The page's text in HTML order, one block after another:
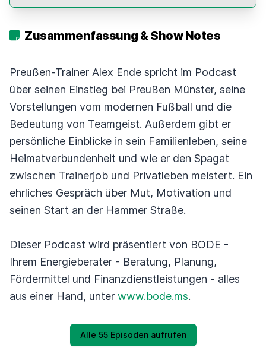
Zusammenfassung & Show Notes
Preußen-Trainer Alex Ende spricht im Podcast
über seinen Einstieg bei Preußen Münster, seine
Vorstellungen vom modernen Fußball und die
Bedeutung von Teamgeist. Außerdem gibt er
persönliche Einblicke in sein Familienleben, seine
Heimatverbundenheit und wie er den Spagat
zwischen Trainerjob und Privatleben meistert. Ein
ehrliches Gespräch über Mut, Motivation und
seinen Start an der Hammer Straße.
Dieser Podcast wird präsentiert von BODE -
Ihrem Energieberater - Beratung, Planung,
Fördermittel und Finanzdienstleistungen - alles
aus einer Hand, unter www.bode.ms.
Alle 55 Episoden aufrufen